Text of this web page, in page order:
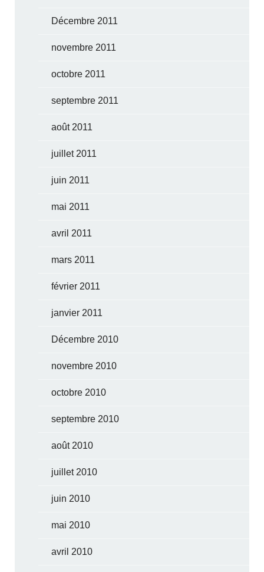
Décembre 2011
novembre 2011
octobre 2011
septembre 2011
août 2011
juillet 2011
juin 2011
mai 2011
avril 2011
mars 2011
février 2011
janvier 2011
Décembre 2010
novembre 2010
octobre 2010
septembre 2010
août 2010
juillet 2010
juin 2010
mai 2010
avril 2010